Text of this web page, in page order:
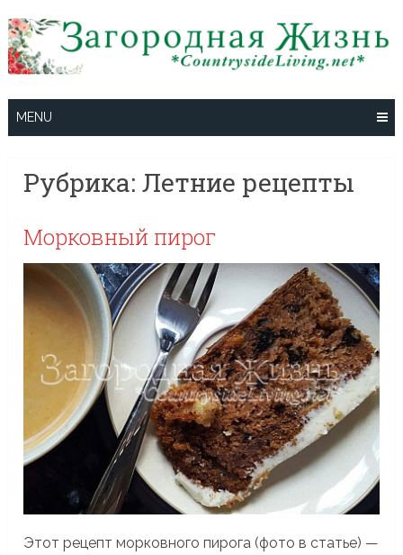
to
content
MENU
Рубрика:Летние рецепты
Морковный пирог
Этот рецепт морковного пирога (фото в статье) —